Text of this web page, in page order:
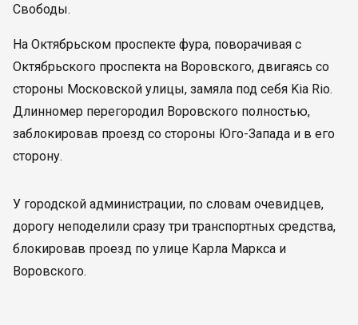
Свободы.
На Октябрьском проспекте фура, поворачивая с
Октябрьского проспекта на Воровского, двигаясь со
стороны Московской улицы, замяла под себя Kia Rio.
Длинномер перегородил Воровского полностью,
заблокировав проезд со стороны Юго-Запада и в его
сторону.
У городской администрации, по словам очевидцев,
дорогу неподелили сразу три транспортных средства,
блокировав проезд по улице Карла Маркса и
Воровского.